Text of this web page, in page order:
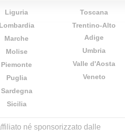
Liguria
Lombardia
Marche
Molise
Piemonte
Puglia
Sardegna
Sicilia
Toscana
Trentino-Alto
Adige
Umbria
Valle d'Aosta
Veneto
né sponsorizzato dalle